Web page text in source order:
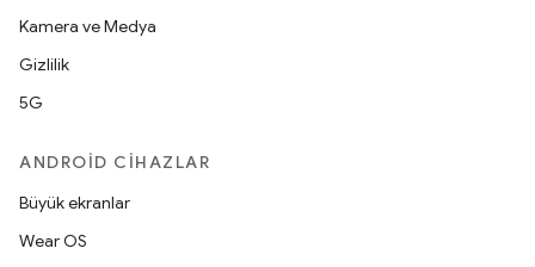
Kamera ve Medya
Gizlilik
5G
ANDROID CIHAZLAR
Büyük ekranlar
Wear OS